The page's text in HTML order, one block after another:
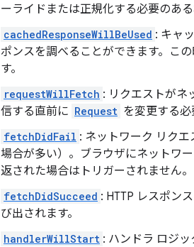
ーライドまたは正規化する必要のある
cachedResponseWillBeUsed : キャ
ポンスを調べることができます。こ
す。
requestWillFetch : リクエストがネ
信する直前に Request を変更する必
fetchDidFail : ネットワーク リク
場合が多い）。ブラウザにネットワ
返された場合はトリガーされません。
fetchDidSucceed : HTTP レスポン
び出されます。
handlerWillStart : ハンドラ ロジ